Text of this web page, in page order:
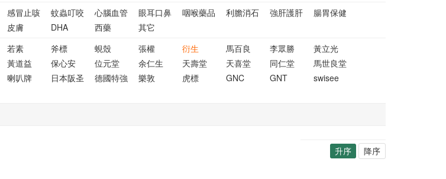
感冒止咳 蚊蟲叮咬 心腦血管 眼耳口鼻 咽喉藥品 利膽消石 強肝護肝
腸胃保健
皮膚 DHA 西藥
其它
若素 斧標 蜆殼 張權 衍生 馬百良 李眾勝
黃立光
黃道益 保心安 位元堂 余仁生 天壽堂 天喜堂 同仁堂
馬世良堂
喇叭牌 日本阪圣 德國特強 樂敦 虎標 GNC GNT
swisee
升序 降序